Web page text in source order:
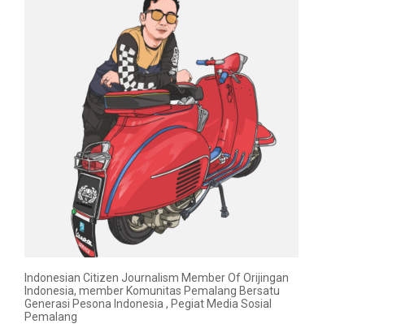
Indonesian Citizen Journalism Member Of Orijingan
Indonesia, member Komunitas Pemalang Bersatu
Generasi Pesona Indonesia , Pegiat Media Sosial
Pemalang